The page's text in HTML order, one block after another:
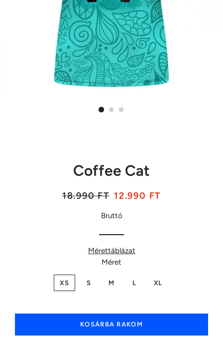
Coffee Cat
Listaár
18.990 FT Akciós
12.990 FT
Bruttó
Mérettáblázat
Méret
XS S M L XL
KOSÁRBA RAKOM